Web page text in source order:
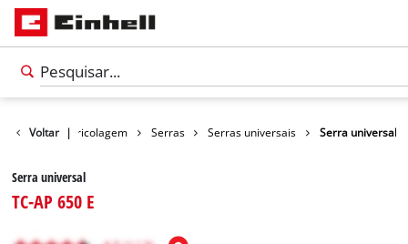
Voltar |
Produtos Bricolagem Serras Serras universais Serra universal
Serra universal
TC-AP 650 E